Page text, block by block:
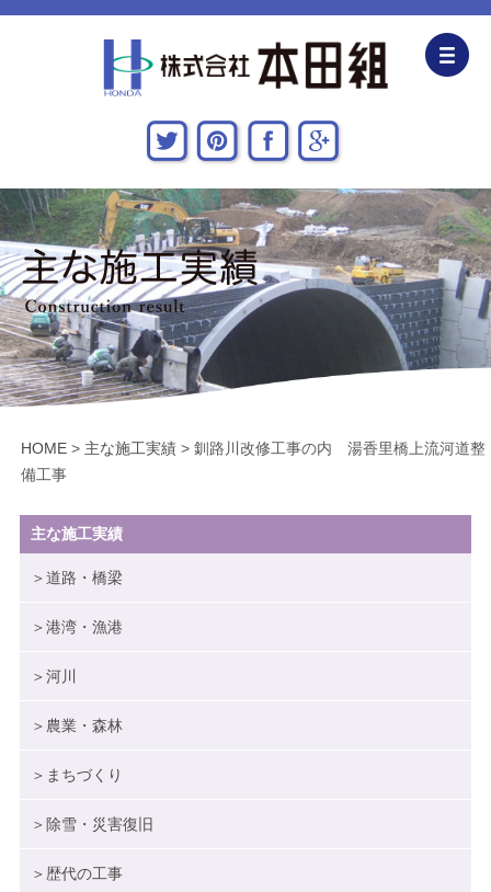
企業情報
CSR活動
主な施工実績
採用情報
関連会社
お問い合わせ・アクセス
新着情報・地域貢献活動
ブログ
HOME > 主な施工実績 > 釧路川改修工事の内 湯香里橋上流河道整
備工事
主な施工実績
＞道路・橋梁
＞港湾・漁港
＞河川
＞農業・森林
＞まちづくり
＞除雪・災害復旧
＞歴代の工事